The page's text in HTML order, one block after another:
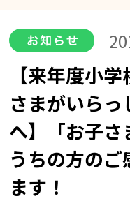
【来年度小
さまがいら
へ】「お子
うちの方の
ます！